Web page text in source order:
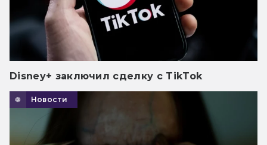
Disney+ заключил сделку с TikTok
Новости